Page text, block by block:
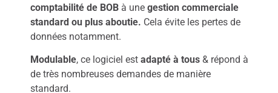
comptabilité de BOB à une gestion commerciale
standard ou plus aboutie. Cela évite les pertes de
données notamment.
Modulable, ce logiciel est adapté à tous & répond à
de très nombreuses demandes de manière
standard.